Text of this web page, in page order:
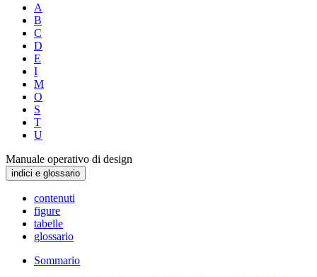
A
B
C
D
E
I
M
O
S
T
U
Manuale operativo di design
indici e glossario
contenuti
figure
tabelle
glossario
Sommario